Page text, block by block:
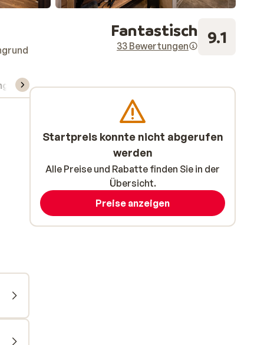
Fantastisch
33 Bewertungen 9.1
Skipass/Kurse/Material
Startpreis konnte nicht abgerufen
werden
Alle Preise und Rabatte finden Sie in der
Übersicht.
Preise anzeigen